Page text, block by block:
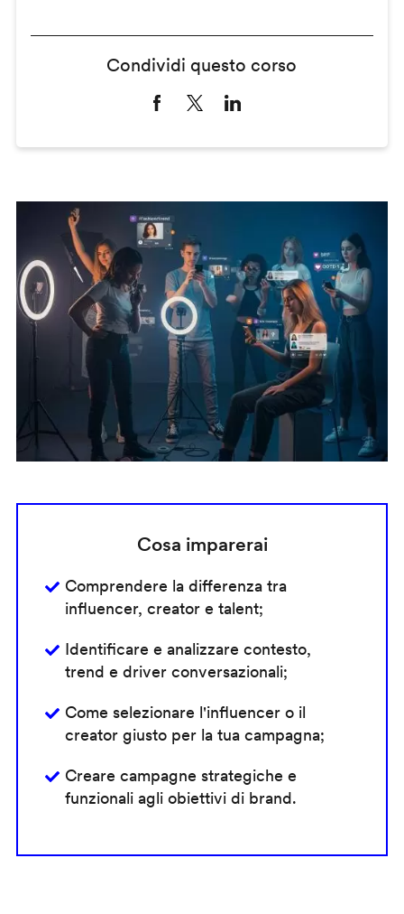
Condividi questo corso
Cosa imparerai
Comprendere la differenza tra
influencer, creator e talent;
Identificare e analizzare contesto,
trend e driver conversazionali;
Come selezionare l'influencer o il
creator giusto per la tua campagna;
Creare campagne strategiche e
funzionali agli obiettivi di brand.